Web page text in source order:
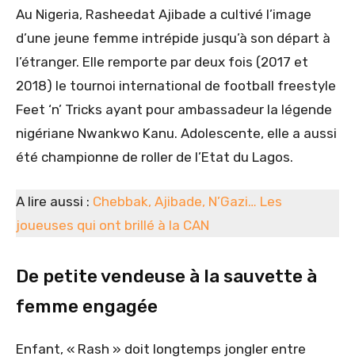
Au Nigeria, Rasheedat Ajibade a cultivé l’image
d’une jeune femme intrépide jusqu’à son départ à
l’étranger. Elle remporte par deux fois (2017 et
2018) le tournoi international de football freestyle
Feet ‘n’ Tricks ayant pour ambassadeur la légende
nigériane Nwankwo Kanu. Adolescente, elle a aussi
été championne de roller de l’Etat du Lagos.
A lire aussi : Chebbak, Ajibade, N’Gazi… Les
joueuses qui ont brillé à la CAN
De petite vendeuse à la sauvette à
femme engagée
Enfant, « Rash » doit longtemps jongler entre